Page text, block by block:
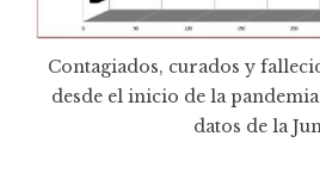
Contagiados, curados y
desde el inicio de la
datos de la